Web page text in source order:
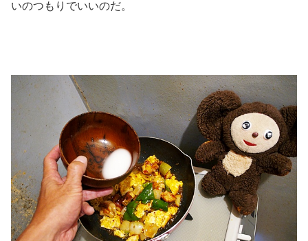
いのつもりでいいのだ。